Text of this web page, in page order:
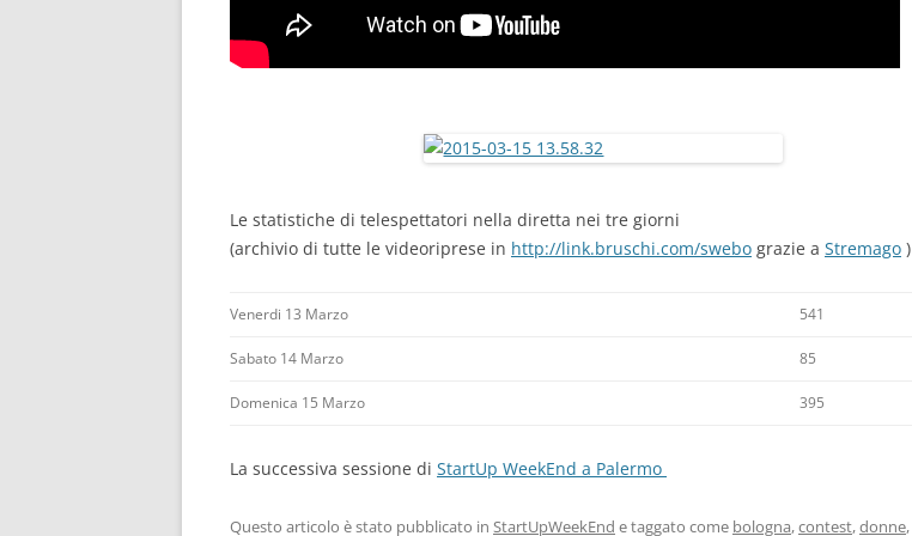
Le statistiche di telespettatori nella diretta nei tre giorni
(archivio di tutte le videoriprese in http://link.bruschi.com/swebo grazie a Stremago )
Venerdi 13 Marzo 541
Sabato 14 Marzo 85
Domenica 15 Marzo 395
La successiva sessione di StartUp WeekEnd a Palermo
Questo articolo è stato pubblicato in StartUpWeekEnd e taggato come bologna,contest,donne,